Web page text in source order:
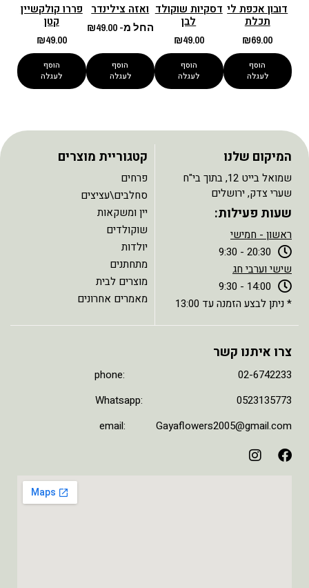
דובון אכפת לי
תכלת
₪69.00
הוסף
לעגלה
דסקיות שוקולד
לבן
₪49.00
הוסף
לעגלה
ואזה צילינדר
החל מ- ₪49.00
הוסף
לעגלה
פררו קולקשיין
קטן
₪49.00
הוסף
לעגלה
המיקום שלנו
שמואל בייט 12, בתוך בי"ח
שערי צדק, ירושלים
שעות פעילות:
ראשון - חמישי
20:30 - 9:30
שישי וערבי חג
14:00 - 9:30
* ניתן לבצע הזמנה עד 13:00
קטגוריית מוצרים
פרחים
סחלבים\עציצים
יין ומשקאות
שוקולדים
יולדות
מתחתנים
מוצרים לבית
מאמרים אחרונים
צרו איתנו קשר
phone: 02-6742233
Whatsapp: 0523135773
email: Gayaflowers2005@gmail.com